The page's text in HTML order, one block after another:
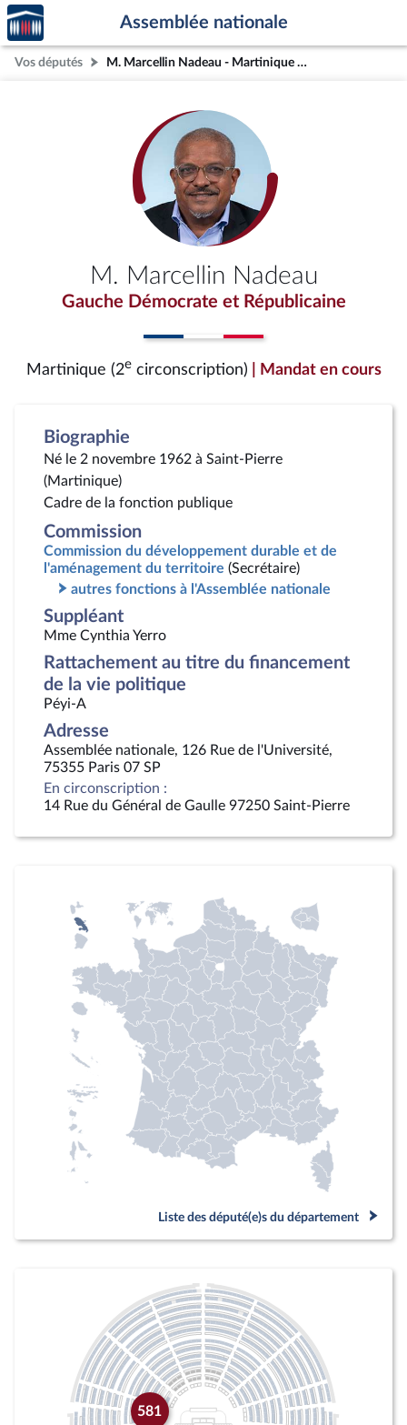
Aller au contenu
Aller en bas de la page
Accèder
à la
page
d'accueil
Assemblée nationale
Vos députés M. Marcellin Nadeau - Martinique (2e circonscription)
M. Marcellin Nadeau
Gauche Démocrate et Républicaine
Martinique (2ecirconscription) | Mandat en cours
Biographie
Né le 2 novembre 1962 à Saint-Pierre
(Martinique)
Cadre de la fonction publique
Commission
Commission du développement durable et de
l'aménagement du territoire (Secrétaire)
autres fonctions à l'Assemblée nationale
Suppléant
Mme Cynthia Yerro
Rattachement au titre du financement
de la vie politique
Péyi-A
Adresse
Assemblée nationale, 126 Rue de l'Université,
75355 Paris 07 SP
En circonscription :
14 Rue du Général de Gaulle 97250 Saint-Pierre
Liste des député(e)s du département
581